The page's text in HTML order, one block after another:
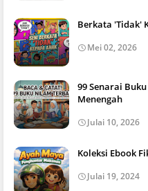
Berkata 'Tidak'
Mei 02, 2026
99 Senarai
Menengah
Julai 10, 2026
Koleksi Ebook
Julai 19, 2024